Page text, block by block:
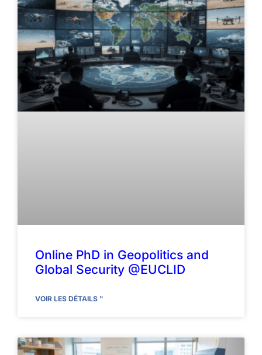
Online PhD in Geopolitics and
Global Security @EUCLID
VOIR LES DÉTAILS "